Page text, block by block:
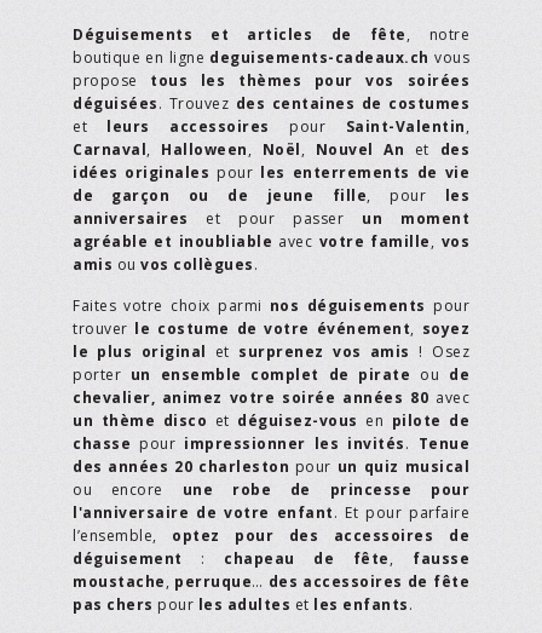
Déguisements et articles de fête, notre
boutique en ligne deguisements-cadeaux.ch vous
propose tous les thèmes pour vos soirées
déguisées. Trouvez des centaines de costumes
et leurs accessoires pour Saint-Valentin,
Carnaval, Halloween, Noël, Nouvel An et des
idées originales pour les enterrements de vie
de garçon ou de jeune fille, pour les
anniversaires et pour passer un moment
agréable et inoubliable avec votre famille, vos
amis ou vos collègues.
Faites votre choix parmi nos déguisements pour
trouver le costume de votre événement, soyez
le plus original et surprenez vos amis ! Osez
porter un ensemble complet de pirate ou de
chevalier, animez votre soirée années 80 avec
un thème disco et déguisez-vous en pilote de
chasse pour impressionner les invités. Tenue
des années 20 charleston pour un quiz musical
ou encore une robe de princesse pour
l'anniversaire de votre enfant. Et pour parfaire
l’ensemble, optez pour des accessoires de
déguisement : chapeau de fête, fausse
moustache, perruque… des accessoires de fête
pas chers pour les adultes et les enfants.